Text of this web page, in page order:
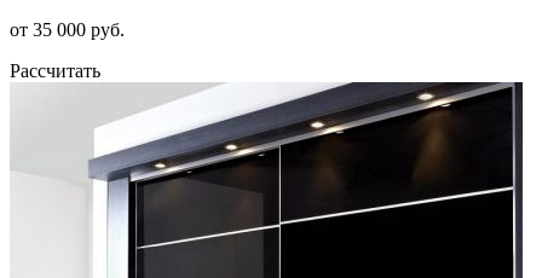
от 35 000 руб.
Рассчитать